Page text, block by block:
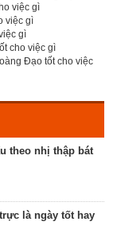
việc gì
việc gì
gì
cho việc gì
Đạo tốt cho việc
Tính chất và ý
theo nhị thập bát
là ngày tốt hay